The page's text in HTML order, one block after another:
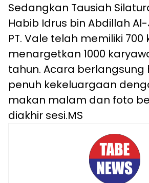
Sedangkan Tausiah
Habib Idrus bin Abdillah
PT. Vale telah memiliki
menargetkan 1000
tahun. Acara berlangsung
penuh kekeluargaan
makan malam dan foto
diakhir sesi.MS